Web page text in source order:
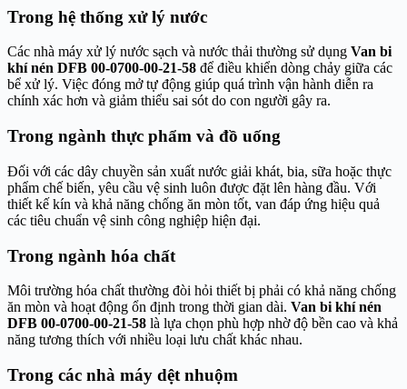
Trong hệ thống xử lý nước
Các nhà máy xử lý nước sạch và nước thải thường sử dụng Van bi
khí nén DFB 00-0700-00-21-58 để điều khiển dòng chảy giữa các
bể xử lý. Việc đóng mở tự động giúp quá trình vận hành diễn ra
chính xác hơn và giảm thiểu sai sót do con người gây ra.
Trong ngành thực phẩm và đồ uống
Đối với các dây chuyền sản xuất nước giải khát, bia, sữa hoặc thực
phẩm chế biến, yêu cầu vệ sinh luôn được đặt lên hàng đầu. Với
thiết kế kín và khả năng chống ăn mòn tốt, van đáp ứng hiệu quả
các tiêu chuẩn vệ sinh công nghiệp hiện đại.
Trong ngành hóa chất
Môi trường hóa chất thường đòi hỏi thiết bị phải có khả năng chống
ăn mòn và hoạt động ổn định trong thời gian dài. Van bi khí nén
DFB 00-0700-00-21-58 là lựa chọn phù hợp nhờ độ bền cao và khả
năng tương thích với nhiều loại lưu chất khác nhau.
Trong các nhà máy dệt nhuộm